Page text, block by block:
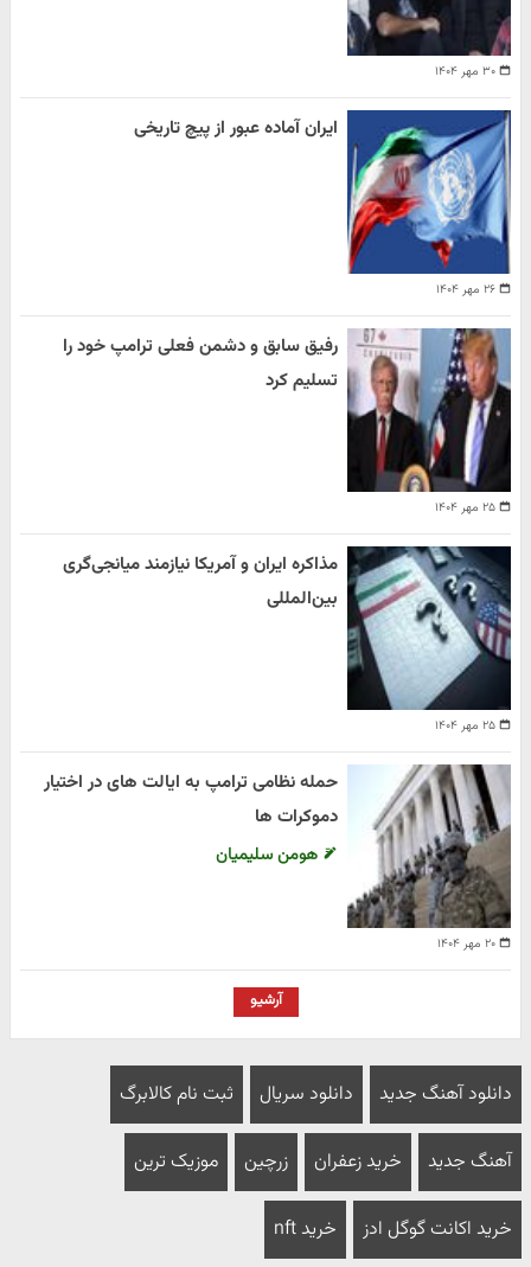
۳۰ مهر ۱۴۰۴
۲۶ مهر ۱۴۰۴
ایران آماده عبور از پیچ تاریخی
۲۵ مهر ۱۴۰۴
رفیق سابق و دشمن فعلی ترامپ خود را
تسلیم کرد
۲۵ مهر ۱۴۰۴
مذاکره ایران و آمریکا نیازمند میانجی‌گری
بین‌المللی
۲۰ مهر ۱۴۰۴
حمله نظامی ترامپ به ایالت های در اختیار
دموکرات ها
هومن سلیمیان
آرشیو
دانلود آهنگ جدید دانلود سریال ثبت نام کالابرگ
آهنگ جدید خرید زعفران زرچین موزیک ترین
خرید اکانت گوگل ادز خرید nft